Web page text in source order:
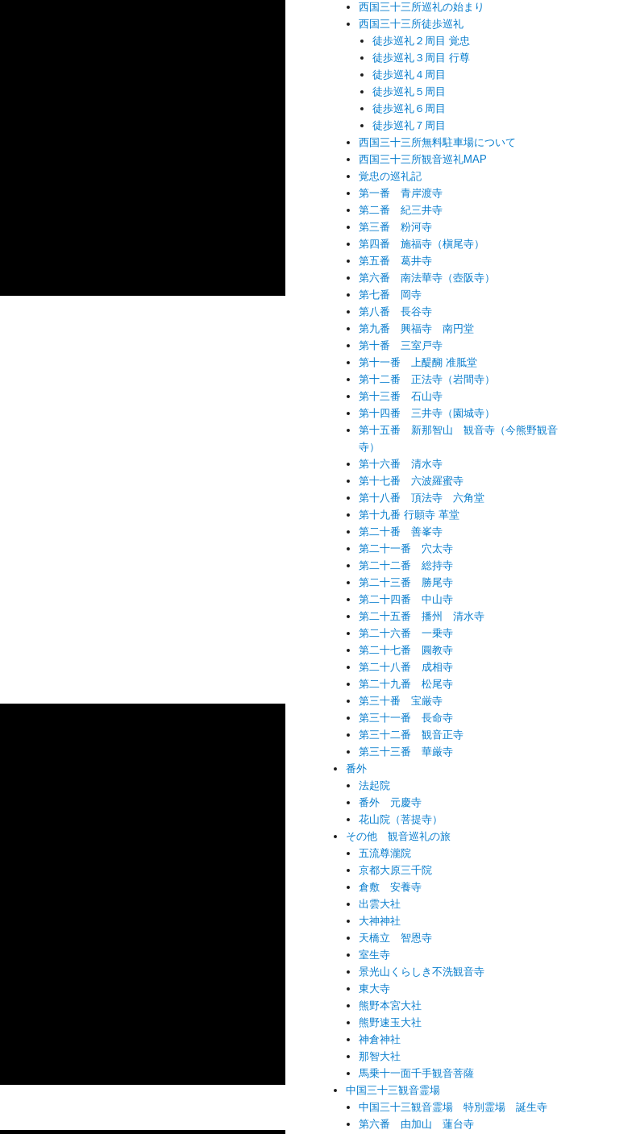
西国三十三所巡礼の始まり
西国三十三所徒歩巡礼
徒歩巡礼２周目 覚忠
徒歩巡礼３周目 行尊
徒歩巡礼４周目
徒歩巡礼５周目
徒歩巡礼６周目
徒歩巡礼７周目
西国三十三所無料駐車場について
西国三十三所観音巡礼MAP
覚忠の巡礼記
第一番 青岸渡寺
第二番 紀三井寺
第三番 粉河寺
第四番 施福寺（槇尾寺）
第五番 葛井寺
第六番 南法華寺（壺阪寺）
第七番 岡寺
第八番 長谷寺
第九番 興福寺 南円堂
第十番 三室戸寺
第十一番 上醍醐 准胝堂
第十二番 正法寺（岩間寺）
第十三番 石山寺
第十四番 三井寺（園城寺）
第十五番 新那智山 観音寺（今熊野観音
寺）
第十六番 清水寺
第十七番 六波羅蜜寺
第十八番 頂法寺 六角堂
第十九番 行願寺 革堂
第二十番 善峯寺
第二十一番 穴太寺
第二十二番 総持寺
第二十三番 勝尾寺
第二十四番 中山寺
第二十五番 播州 清水寺
第二十六番 一乗寺
第二十七番 圓教寺
第二十八番 成相寺
第二十九番 松尾寺
第三十番 宝厳寺
第三十一番 長命寺
第三十二番 観音正寺
第三十三番 華厳寺
番外
法起院
番外 元慶寺
花山院（菩提寺）
その他 観音巡礼の旅
五流尊瀧院
京都大原三千院
倉敷 安養寺
出雲大社
大神神社
天橋立 智恩寺
室生寺
景光山くらしき不洗観音寺
東大寺
熊野本宮大社
熊野速玉大社
神倉神社
那智大社
馬乗十一面千手観音菩薩
中国三十三観音霊場
中国三十三観音霊場 特別霊場 誕生寺
第六番 由加山 蓮台寺